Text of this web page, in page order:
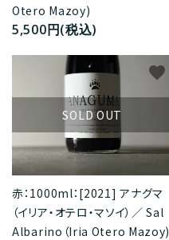
Otero Mazoy)
5,500円(税込)
SOLD OUT
赤：1000ml：[2021] アナグマ
（イリア・オテロ・マソイ）／ Sal
Albarino（Iria Otero Mazoy)
favorite